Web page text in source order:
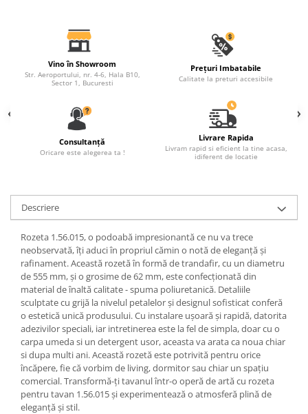
Console de interior
Cadre de ușă
Ornamente de colț
Vino în Showroom
Str. Aeroportului, nr. 4-6, Hala B10,
Sector 1, Bucuresti
Prețuri Imbatabile
Calitate la preturi accesibile
Consultanță
Oricare este alegerea ta !
Livrare Rapida
Livram rapid si eficient la tine acasa,
idiferent de locatie
Descriere
Rozeta 1.56.015, o podoabă impresionantă ce nu va trece
neobservată, îți aduci în propriul cămin o notă de eleganță și
rafinament. Această rozetă în formă de trandafir, cu un diametru
de 555 mm, și o grosime de 62 mm, este confecționată din
material de înaltă calitate - spuma poliuretanică. Detaliile
sculptate cu grijă la nivelul petalelor și designul sofisticat conferă
o estetică unică produsului. Cu instalare ușoară și rapidă, datorita
adezivilor speciali, iar intretinerea este la fel de simpla, doar cu o
carpa umeda si un detergent usor, aceasta va arata ca noua chiar
si dupa multi ani. Această rozetă este potrivită pentru orice
încăpere, fie că vorbim de living, dormitor sau chiar un spațiu
comercial. Transformă-ți tavanul într-o operă de artă cu rozeta
pentru tavan 1.56.015 și experimentează o atmosferă plină de
eleganță și stil.